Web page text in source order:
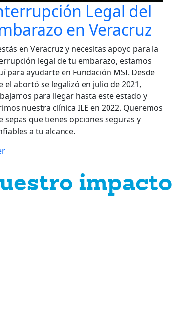
Legal del
en Veracruz
en Veracruz y necesitas apoyo para la
legal de tu embarazo, estamos
para ayudarte en Fundación MSI. Desde
el abortó se legalizó en julio de 2021,
para llegar hasta este estado y
nuestra clínica ILE en 2022. Queremos
sepas que tienes opciones seguras y
a tu alcance.
impacto